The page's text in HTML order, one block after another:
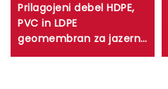
Prilagojeni debel HDPE,
PVC in LDPE
geomembran za jazerne
plošče z ravnotežjem